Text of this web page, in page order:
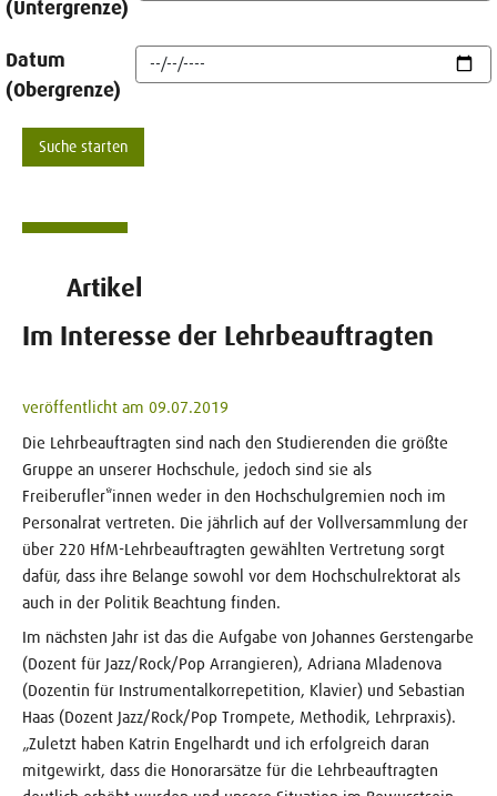
(Untergrenze)
Datum
(Obergrenze)
Artikel
Im Interesse der Lehrbeauftragten
veröffentlicht am 09.07.2019
Die Lehrbeauftragten sind nach den Studierenden die größte
Gruppe an unserer Hochschule, jedoch sind sie als
Freiberufler*innen weder in den Hochschulgremien noch im
Personalrat vertreten. Die jährlich auf der Vollversammlung der
über 220 HfM-Lehrbeauftragten gewählten Vertretung sorgt
dafür, dass ihre Belange sowohl vor dem Hochschulrektorat als
auch in der Politik Beachtung finden.
Im nächsten Jahr ist das die Aufgabe von Johannes Gerstengarbe
(Dozent für Jazz/Rock/Pop Arrangieren), Adriana Mladenova
(Dozentin für Instrumentalkorrepetition, Klavier) und Sebastian
Haas (Dozent Jazz/Rock/Pop Trompete, Methodik, Lehrpraxis).
„Zuletzt haben Katrin Engelhardt und ich erfolgreich daran
mitgewirkt, dass die Honorarsätze für die Lehrbeauftragten